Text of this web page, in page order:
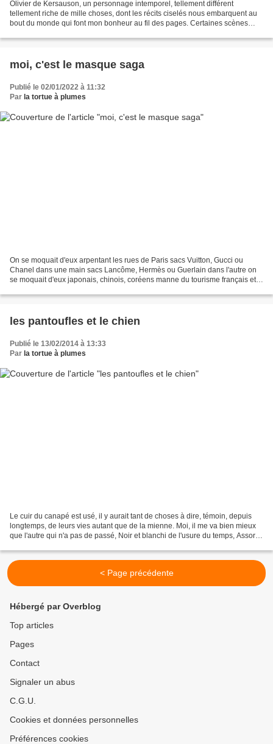
Olivier de Kersauson, un personnage intemporel, tellement différent
tellement riche de mille choses, dont les récits ciselés nous embarquent au
bout du monde qui font mon bonheur au fil des pages. Certaines scènes
moi, c'est le masque saga
Publié le 02/01/2022 à 11:32
Par la tortue à plumes
On se moquait d'eux arpentant les rues de Paris sacs Vuitton, Gucci ou
Chanel dans une main sacs Lancôme, Hermès ou Guerlain dans l'autre on
se moquait d'eux japonais, chinois, coréens manne du tourisme français et
les pantoufles et le chien
Publié le 13/02/2014 à 13:33
Par la tortue à plumes
Le cuir du canapé est usé, il y aurait tant de choses à dire, témoin, depuis
longtemps, de leurs vies autant que de la mienne. Moi, il me va bien mieux
que l'autre qui n'a pas de passé, Noir et blanchi de l'usure du temps, Assorti
< Page précédente
Hébergé par Overblog
Top articles
Pages
Contact
Signaler un abus
C.G.U.
Cookies et données personnelles
Préférences cookies